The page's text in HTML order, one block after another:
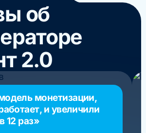
об
2.0
монетизации,
и увеличили
12 раз»